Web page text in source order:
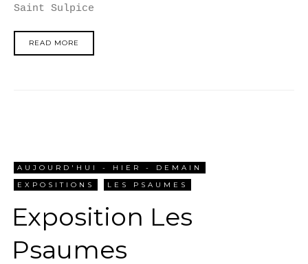
Saint Sulpice
READ MORE
AUJOURD'HUI - HIER - DEMAIN
EXPOSITIONS
LES PSAUMES
Exposition Les
Psaumes